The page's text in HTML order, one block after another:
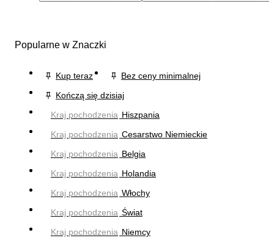
Popularne w Znaczki
Kup teraz
Bez ceny minimalnej
Kończą się dzisiaj
Kraj pochodzenia Hiszpania
Kraj pochodzenia Cesarstwo Niemieckie
Kraj pochodzenia Belgia
Kraj pochodzenia Holandia
Kraj pochodzenia Włochy
Kraj pochodzenia Świat
Kraj pochodzenia Niemcy